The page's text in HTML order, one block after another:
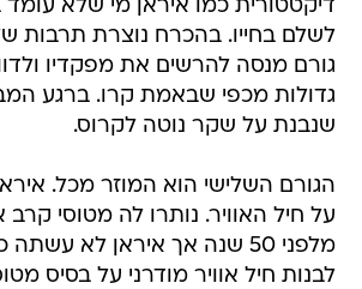
דיקטטורית כמו איראן מי שלא עומד
לשלם בחייו. בהכרח נוצרת תרבות
גורם מנסה להרשים את מפקדיו
גדולות מכפי שבאמת קרו. ברגע
שנבנת על שקר נוטה לקרוס.
הגורם השלישי הוא המוזר מכל.
על חיל האוויר. נותרו לה מטוסי קרב
מלפני 50 שנה אך איראן לא
לבנות חיל אוויר מודרני על בסיס